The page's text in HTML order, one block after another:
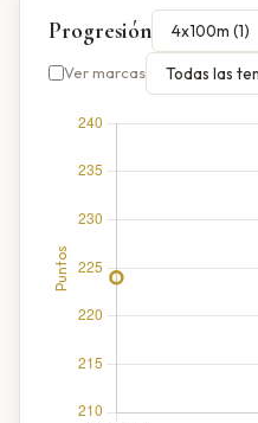
Progresión
Ver marcas